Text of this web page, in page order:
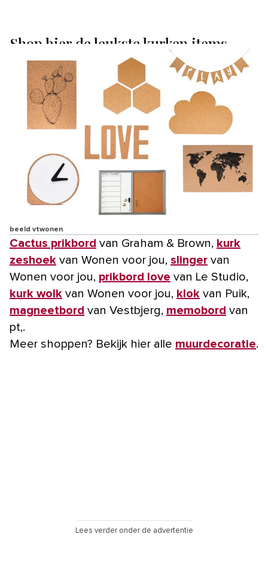
Shop hier de leukste kurken items
beeld vtwonen
Cactus prikbord van Graham & Brown, kurk
zeshoek van Wonen voor jou, slinger van
Wonen voor jou, prikbord love van Le Studio,
kurk wolk van Wonen voor jou, klok van Puik,
magneetbord van Vestbjerg, memobord van
pt,.
Meer shoppen? Bekijk hier alle muurdecoratie.
Lees verder onder de advertentie